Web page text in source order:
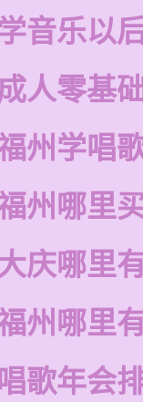
音乐以
人零基
州学唱
州哪里
庆哪里
州哪里
歌年会